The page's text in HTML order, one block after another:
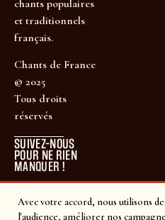
Avec votre accord, nous utilisons
l'audience, améliorer nos
chants populaires
et traditionnels
français.
Chants de France
© 2025
Tous droits
réservés
SUIVEZ-NOUS
POUR NE RIEN
MANQUER !